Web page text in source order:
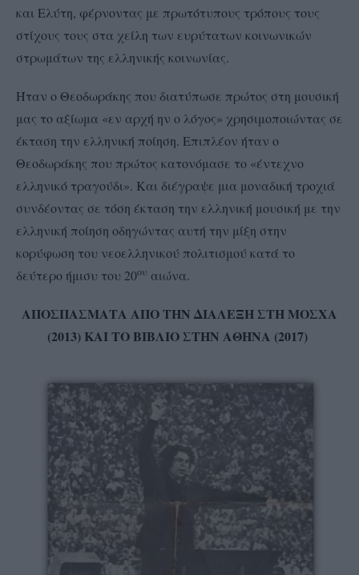
και Ελύτη, φέρνοντας με πρωτότυπους τρόπους τους
στίχους τους στα χείλη των ευρύτατων κοινωνικών
στρωμάτων της ελληνικής κοινωνίας.
Ήταν ο Θεοδωράκης που διατύπωσε πρώτος στη μουσική
μας το αξίωμα «εν αρχή ην ο λόγος» χρησιμοποιώντας σε
έκταση την ελληνική ποίηση. Επιπλέον ήταν ο
Θεοδωράκης που πρώτος κατονόμασε το «έντεχνο
ελληνικό τραγούδι». Και διέγραψε μια μοναδική τροχιά
συνδέοντας σε τόση έκταση την ελληνική μουσική με την
ελληνική ποίηση οδηγώντας αυτή την μίξη στην
κορύφωση του νεοελληνικού πολιτισμού κατά το
δεύτερο ήμισυ του 20ου αιώνα.
ΑΠΟΣΠΑΣΜΑΤΑ ΑΠΟ ΤΗΝ ΔΙΑΛΕΞΗ ΣΤΗ ΜΟΣΧΑ
(2013) ΚΑΙ ΤΟ ΒΙΒΛΙΟ ΣΤΗΝ ΑΘΗΝΑ (2017)